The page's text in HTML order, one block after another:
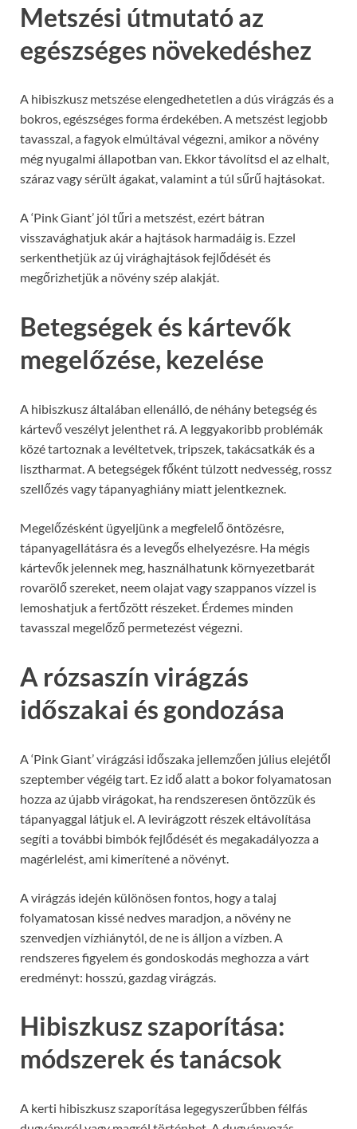
Metszési útmutató az
egészséges növekedéshez
A hibiszkusz metszése elengedhetetlen a dús virágzás és a
bokros, egészséges forma érdekében. A metszést legjobb
tavasszal, a fagyok elmúltával végezni, amikor a növény
még nyugalmi állapotban van. Ekkor távolítsd el az elhalt,
száraz vagy sérült ágakat, valamint a túl sűrű hajtásokat.
A ‘Pink Giant’ jól tűri a metszést, ezért bátran
visszavághatjuk akár a hajtások harmadáig is. Ezzel
serkenthetjük az új virághajtások fejlődését és
megőrizhetjük a növény szép alakját.
Betegségek és kártevők
megelőzése, kezelése
A hibiszkusz általában ellenálló, de néhány betegség és
kártevő veszélyt jelenthet rá. A leggyakoribb problémák
közé tartoznak a levéltetvek, tripszek, takácsatkák és a
lisztharmat. A betegségek főként túlzott nedvesség, rossz
szellőzés vagy tápanyaghiány miatt jelentkeznek.
Megelőzésként ügyeljünk a megfelelő öntözésre,
tápanyagellátásra és a levegős elhelyezésre. Ha mégis
kártevők jelennek meg, használhatunk környezetbarát
rovarölő szereket, neem olajat vagy szappanos vízzel is
lemoshatjuk a fertőzött részeket. Érdemes minden
tavasszal megelőző permetezést végezni.
A rózsaszín virágzás
időszakai és gondozása
A ‘Pink Giant’ virágzási időszaka jellemzően július elejétől
szeptember végéig tart. Ez idő alatt a bokor folyamatosan
hozza az újabb virágokat, ha rendszeresen öntözzük és
tápanyaggal látjuk el. A levirágzott részek eltávolítása
segíti a további bimbók fejlődését és megakadályozza a
magérlelést, ami kimerítené a növényt.
A virágzás idején különösen fontos, hogy a talaj
folyamatosan kissé nedves maradjon, a növény ne
szenvedjen vízhiánytól, de ne is álljon a vízben. A
rendszeres figyelem és gondoskodás meghozza a várt
eredményt: hosszú, gazdag virágzás.
Hibiszkusz szaporítása:
módszerek és tanácsok
A kerti hibiszkusz szaporítása legegyszerűbben félfás